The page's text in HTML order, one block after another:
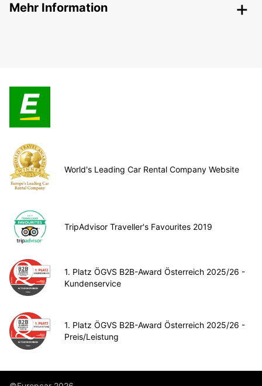
Mehr Information
World's Leading Car Rental Company Website
TripAdvisor Traveller's Favourites 2019
1. Platz ÖGVS B2B-Award Österreich 2025/26 -
Kundenservice
1. Platz ÖGVS B2B-Award Österreich 2025/26 -
Preis/Leistung